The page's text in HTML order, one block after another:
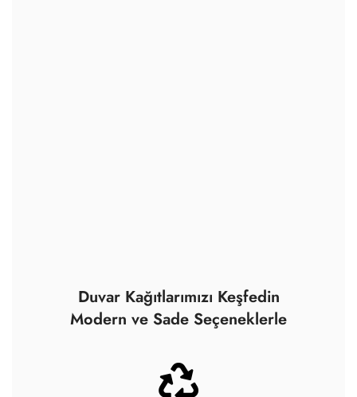
Duvar Kağıtlarımızı Keşfedin
Modern ve Sade Seçeneklerle